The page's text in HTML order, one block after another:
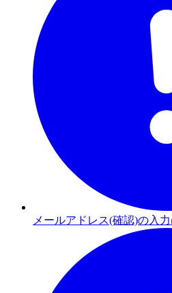
メールアドレス(確認)の入